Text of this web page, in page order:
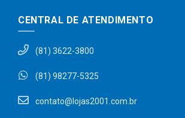
CENTRAL DE ATENDIMENTO
(81) 3622-3800
(81) 98277-5325
contato@lojas2001.com.br